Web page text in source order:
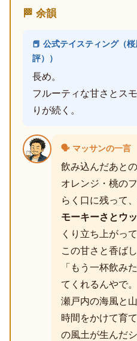
🏁 余韻
📕 公式テイスティング（
評））
長め。
フルーティな甘さとス
りが続く。
🗣️ マッサンの一言
飲み込んだあと
オレンジ・桃の
らく口に残って
モーキーさとウ
くり立ち上がって
この甘さと香ば
「もう一杯飲み
てくれるんやで。
瀬戸内の海風と
時間をかけて育
の風土が生んだ